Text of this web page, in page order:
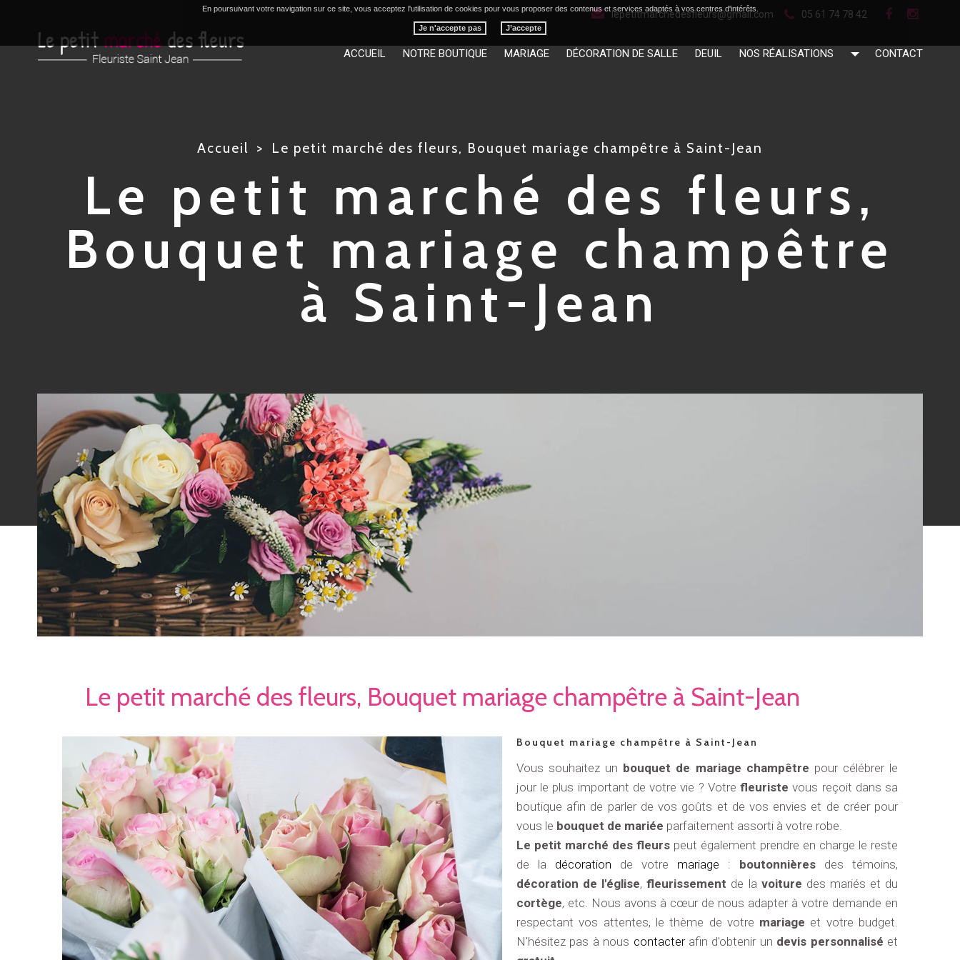
lepetitmarchedesfleurs@gmail.com 05 61 74 78 42
ACCUEIL NOTRE BOUTIQUE MARIAGE DÉCORATION DE SALLE DEUIL NOS RÉALISATIONS CONTACT
Accueil Le petit marché des fleurs, Bouquet mariage champêtre à Saint-Jean
Le petit marché des fleurs,
Bouquet mariage champêtre
à Saint-Jean
Le petit marché des fleurs, Bouquet mariage champêtre à Saint-Jean
Bouquet mariage champêtre à Saint-Jean
Vous souhaitez un bouquet de mariage champêtre pour célébrer le
jour le plus important de votre vie ? Votrefleuriste vous reçoit dans sa
boutique afin de parler de vos goûts et de vos envies et de créer pour
vous le bouquet de mariée parfaitement assorti à votre robe.
Le petit marché des fleurs peut également prendre en charge le reste
de la décoration de votre mariage : boutonnières des témoins,
décoration de l'église,fleurissement de la voiture des mariés et du
cortège, etc. Nous avons à cœur de nous adapter à votre demande en
respectant vos attentes, le thème de votre mariage et votre budget.
N'hésitez pas à nous contacter afin d'obtenir un devis personnalisé et
En poursuivant votre navigation sur ce site, vous acceptez l'utilisation de cookies pour vous proposer des contenus et services adaptés à vos centres d'intérêts.
Je n'accepte pas